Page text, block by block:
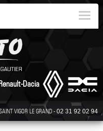
Dacia
VIGOR LE GRAND - 02 31 92 02 94